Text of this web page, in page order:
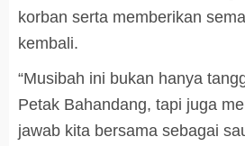
korban serta memberikan
kembali.
“Musibah ini bukan hanya
Petak Bahandang, tapi juga
jawab kita bersama sebagai